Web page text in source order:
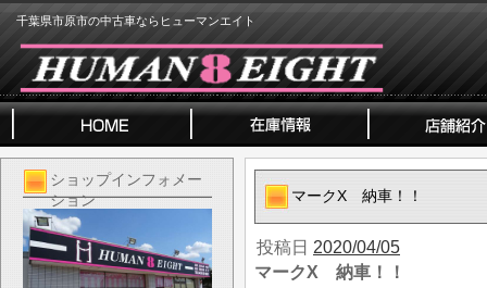
千葉県市原市の中古車ならヒューマンエイト
ショップインフォメー
ション
マークX 納車！！
投稿日 2020/04/05
マークX 納車！！